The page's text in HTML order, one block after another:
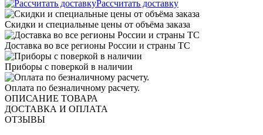
Рассчитать доставку
Скидки и специальные цены от объёма заказа
Доставка во все регионы России и страны ТС
Приборы с поверкой в наличии
Оплата по безналичному расчету.
ОПИСАНИЕ ТОВАРА
ДОСТАВКА И ОПЛАТА
ОТЗЫВЫ